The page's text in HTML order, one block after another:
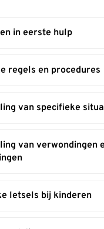
in eerste hulp
regels en procedures
van specifieke
van verwondingen
letsels bij kinderen